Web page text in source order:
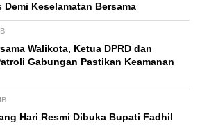
Keselamatan Bersama
Walikota, Ketua DPRD dan
Gabungan Pastikan Keamanan
Hari Resmi Dibuka Bupati Fadhil